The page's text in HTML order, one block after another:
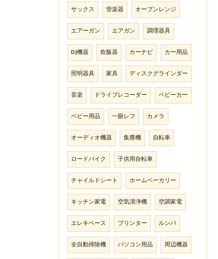
サックス 管楽器 オーブンレンジ
エアーガン エアガン 調理器具
DJ機器 炊飯器 カーナビ カー用品
照明器具 家具 ディスクグラインダー
音楽 ドライブレコーダー ベビーカー
ベビー用品 一眼レフ カメラ
オーディオ機器 集塵機 自転車
ロードバイク 子供用自転車
チャイルドシート ホームベーカリー
キッチン家電 空気清浄機 空調家電
エレキベース プリンター ルンバ
全自動掃除機 パソコン用品 周辺機器